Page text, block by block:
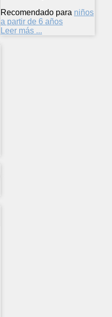
Recomendado para niños
a partir de 6 años
Leer más ...